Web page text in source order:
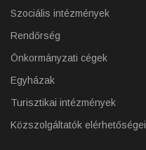
Szociális intézmények
Rendőrség
Önkormányzati cégek
Egyházak
Turisztikai intézmények
Közszolgáltatók elérhetőségei